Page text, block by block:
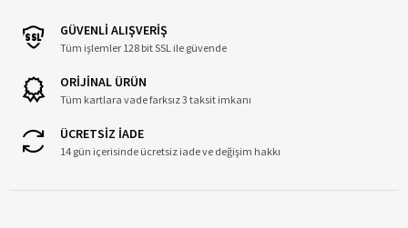
GÜVENLİ ALIŞVERİŞ
Tüm işlemler 128 bit SSL ile güvende
ORİJİNAL ÜRÜN
Tüm kartlara vade farksız 3 taksit imkanı
ÜCRETSİZ İADE
14 gün içerisinde ücretsiz iade ve değişim hakkı